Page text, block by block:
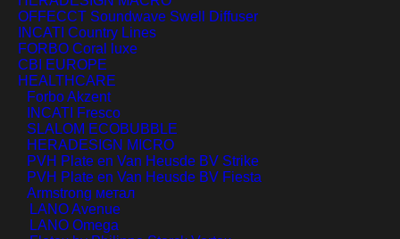
OFFECCT Soundwave Swell Diffuser
INCATI Country Lines
FORBO Coral luxe
CBI EUROPE
HEALTHCARE
Forbo Akzent
INCATI Fresco
SLALOM ECOBUBBLE
HERADESIGN MICRO
PVH Plate en Van Heusde BV Strike
PVH Plate en Van Heusde BV Fiesta
Armstrong метал
LANO Avenue
LANO Omega